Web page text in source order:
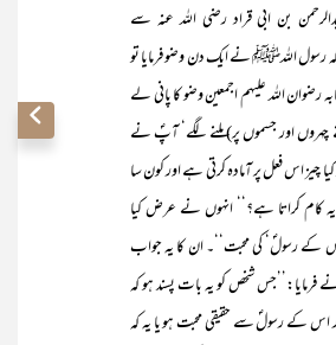
بن ابی قراد رضی اللہ عنہ سے
اللہﷺ نے ایک دن وضو فرمایا تو
اللہ علیہم اجمعین وضو کا پانی لے
اور جسموں پر) ملنے لگے‘ آپؐ نے
کیا چیز اس فعل پر آمادہ کرتی ہے اور کون سا
کام کراتا ہے؟‘‘ انہوں نے عرض کیا
کے رسولؐ‘ کی محبت‘‘۔ ان کا یہ جواب
شخص کو یہ بات پسند ہو کہ
اس کے رسولؐ سے حقیقی محبت ہو یا یہ کہ